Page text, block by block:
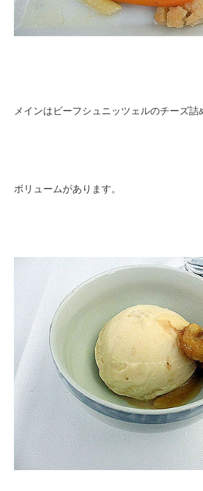
メインはビーフシュニッツェルのチーズ詰
ボリュームがあります。